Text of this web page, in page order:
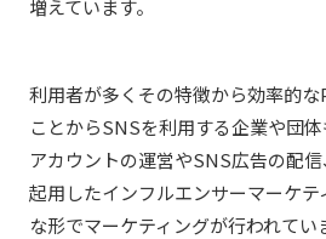
増えています。
利用者が多くその特徴から効率的な
ことからSNSを利用する企業や団
アカウントの運営やSNS広告の配
起用したインフルエンサーマーケ
な形でマーケティングが行われてい